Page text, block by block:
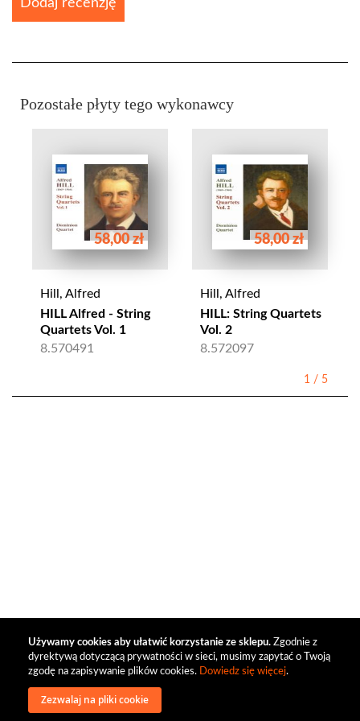
Używamy cookies aby ułatwić korzystanie ze sklepu. Zgodnie z
dyrektywą dotyczącą prywatności w sieci, musimy zapytać o Twoją
zgodę na zapisywanie plików cookies. Dowiedz się więcej.
Zezwalaj na pliki cookie
Pozostałe płyty tego wykonawcy
58,00 zł
Hill, Alfred
HILL Alfred - String
Quartets Vol. 1
8.570491
58,00 zł
Hill, Alfred
HILL: String Quartets
Vol. 2
8.572097
1 / 5